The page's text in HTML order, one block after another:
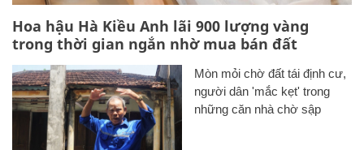
Hoa hậu Hà Kiều Anh lãi 900 lượng vàng
trong thời gian ngắn nhờ mua bán đất
Mòn mỏi chờ đất tái định cư,
người dân 'mắc kẹt' trong
những căn nhà chờ sập